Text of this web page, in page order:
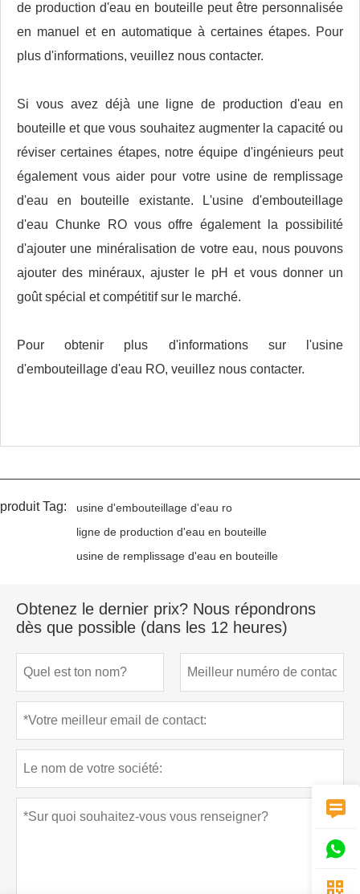
de production d'eau en bouteille peut être personnalisée
en manuel et en automatique à certaines étapes. Pour
plus d'informations, veuillez nous contacter.
Si vous avez déjà une ligne de production d'eau en
bouteille et que vous souhaitez augmenter la capacité ou
réviser certaines étapes, notre équipe d'ingénieurs peut
également vous aider pour votre usine de remplissage
d'eau en bouteille existante. L'usine d'embouteillage
d'eau Chunke RO vous offre également la possibilité
d'ajouter une minéralisation de votre eau, nous pouvons
ajouter des minéraux, ajuster le pH et vous donner un
goût spécial et compétitif sur le marché.
Pour obtenir plus d'informations sur l'usine
d'embouteillage d'eau RO, veuillez nous contacter.
produit Tag:
usine d'embouteillage d'eau ro
ligne de production d'eau en bouteille
usine de remplissage d'eau en bouteille
Obtenez le dernier prix? Nous répondrons
dès que possible (dans les 12 heures)

